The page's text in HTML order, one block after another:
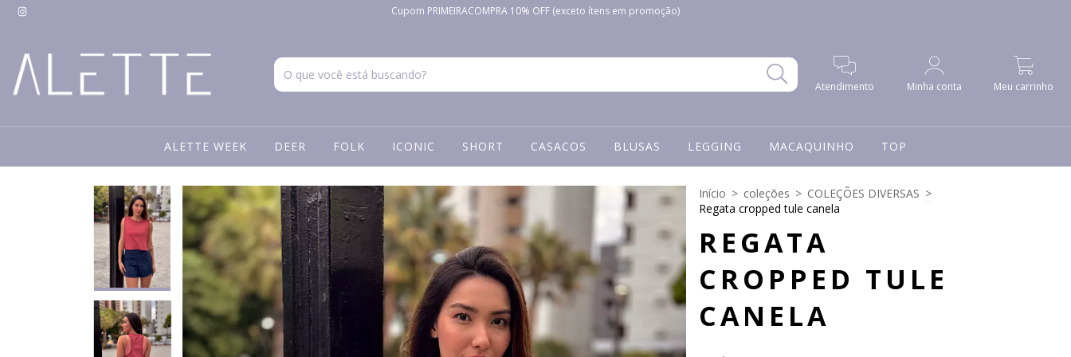
Cupom PRIMEIRACOMPRA 10% OFF (exceto ítens em promoção)
Atendimento Minha conta Meu carrinho
ALETTE WEEK DEER FOLK ICONIC SHORT CASACOS BLUSAS LEGGING MACAQUINHO TOP
Início > coleções > COLEÇÕES DIVERSAS >
Regata cropped tule canela
REGATA
CROPPED TULE
CANELA